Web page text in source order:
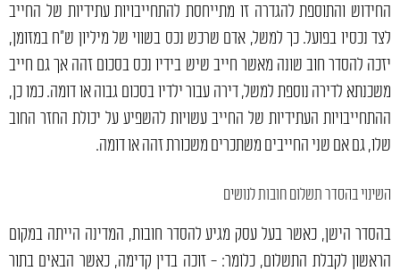
החידוש והתוספת להגדרה זו מתייחסת להתחייבויות עתידיות של החייב
לצד נכסיו בפועל. כך למשל, אדם שרכש נכס בשווי של מיליון ש"ח במזומן,
יזכה להסדר חוב שונה מאשר חייב שיש בידיו נכס בסכום זהה אך גם חייב
משכנתא לדירה נוספת למשל, דירה עבור ילדיו בסכום גבוה או דומה. כמו כן,
ההתחייבויות העתידיות של החייב עשויות להשפיע על יכולת החזר החוב
שלו, גם אם שני החייבים משתכרים משכורת זהה או דומה.
השינוי בהסדר תשלום חובות לנושים
בהסדר הישן, כאשר בעל עסק מגיע להסדר חובות, המדינה הייתה במקום
הראשון לקבלת התשלום, כלומר: - זוכה בדין קדימה, כאשר הבאים בתור